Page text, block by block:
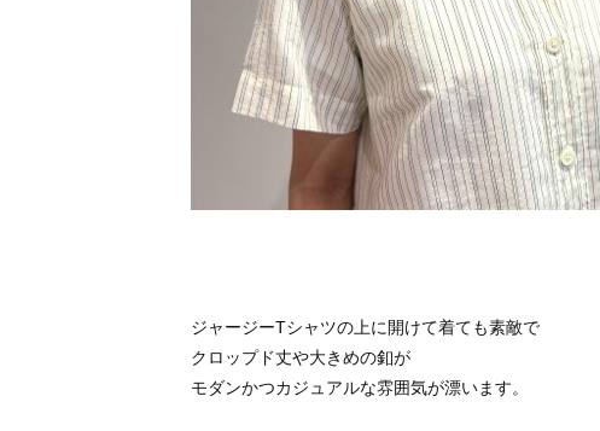
ジャージーTシャツの上に開けて着ても素敵で
クロップド丈や大きめの釦が
モダンかつカジュアルな雰囲気が漂います。